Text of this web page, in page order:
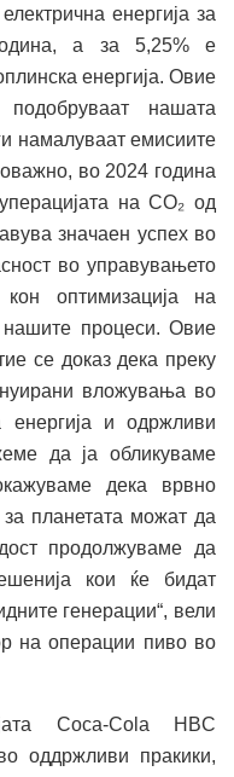
енергија за
а за 5,25% е
енергија. Овие
нашата
намалуваат емисиите
во 2024 година
на CO₂ од
значаен успех во
во управувањето
оптимизација на
нашите процеси. Овие
се доказ дека преку
вложувања во
енергија и одржливи
да ја обликуваме
дека врвно
планетата можат да
продолжуваме да
кои ќе бидат
генерации“, вели
на операции пиво во
Coca-Cola HBC
оддржливи пракики,